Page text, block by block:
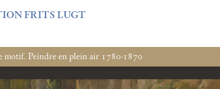
sites/fondationcustodia.fr/
FRITS LUGT
motif. Peindre en plein air 1780-1870